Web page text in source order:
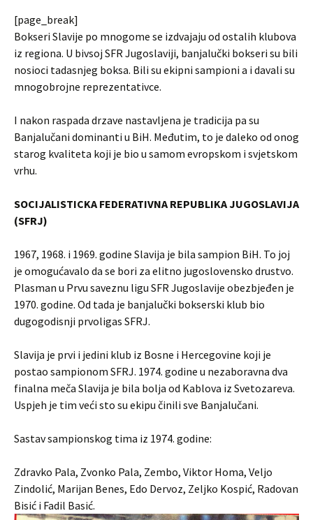
[page_break]
Bokseri Slavije po mnogome se izdvajaju od ostalih klubova
iz regiona. U bivsoj SFR Jugoslaviji, banjalučki bokseri su bili
nosioci tadasnjeg boksa. Bili su ekipni sampioni a i davali su
mnogobrojne reprezentativce.
I nakon raspada drzave nastavljena je tradicija pa su
Banjalučani dominanti u BiH. Međutim, to je daleko od onog
starog kvaliteta koji je bio u samom evropskom i svjetskom
vrhu.
SOCIJALISTICKA FEDERATIVNA REPUBLIKA JUGOSLAVIJA
(SFRJ)
1967, 1968. i 1969. godine Slavija je bila sampion BiH. To joj
je omogućavalo da se bori za elitno jugoslovensko drustvo.
Plasman u Prvu saveznu ligu SFR Jugoslavije obezbjeđen je
1970. godine. Od tada je banjalučki bokserski klub bio
dugogodisnji prvoligas SFRJ.
Slavija je prvi i jedini klub iz Bosne i Hercegovine koji je
postao sampionom SFRJ. 1974. godine u nezaboravna dva
finalna meča Slavija je bila bolja od Kablova iz Svetozareva.
Uspjeh je tim veći sto su ekipu činili sve Banjalučani.
Sastav sampionskog tima iz 1974. godine:
Zdravko Pala, Zvonko Pala, Zembo, Viktor Homa, Veljo
Zindolić, Marijan Benes, Edo Dervoz, Zeljko Kospić, Radovan
Bisić i Fadil Basić.